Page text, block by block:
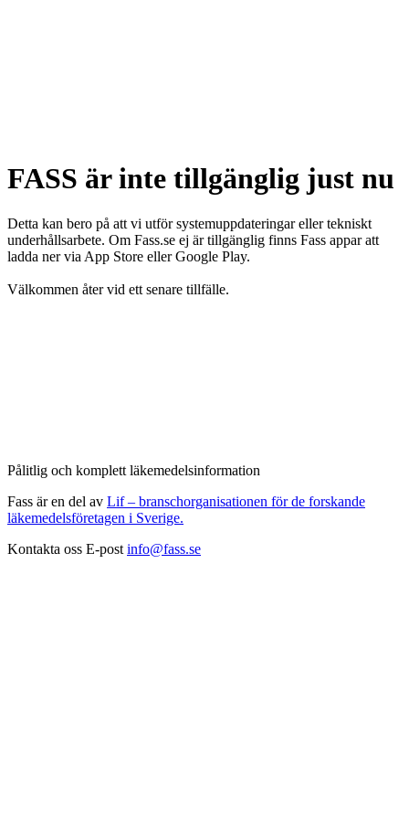
FASS är inte tillgänglig just nu
Detta kan bero på att vi utför systemuppdateringar eller tekniskt
underhållsarbete. Om Fass.se ej är tillgänglig finns Fass appar att
ladda ner via App Store eller Google Play.
Välkommen åter vid ett senare tillfälle.
Pålitlig och komplett läkemedelsinformation
Fass är en del av Lif – branschorganisationen för de forskande
läkemedelsföretagen i Sverige.
Kontakta oss E-post info@fass.se